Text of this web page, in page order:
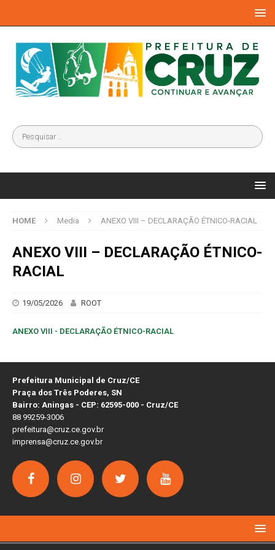
HOME Media ANEXO VIII – DECLARAÇÃO ÉTNICO-RACIAL
ANEXO VIII – DECLARAÇÃO ÉTNICO-
RACIAL
19/05/2026 ROOT
ANEXO VIII - DECLARAÇÃO ÉTNICO-RACIAL
Prefeitura Municipal de Cruz/CE
Praça dos Três Poderes, SN
Bairro: Aningas - CEP: 62595-000 - Cruz/CE
88 99259-3006
prefeitura@cruz.ce.gov.br
imprensa@cruz.ce.gov.br